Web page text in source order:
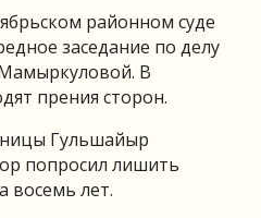
районном суде
заседание по делу
В
прения сторон.
Гульшайыр
попросил лишить
восемь лет.